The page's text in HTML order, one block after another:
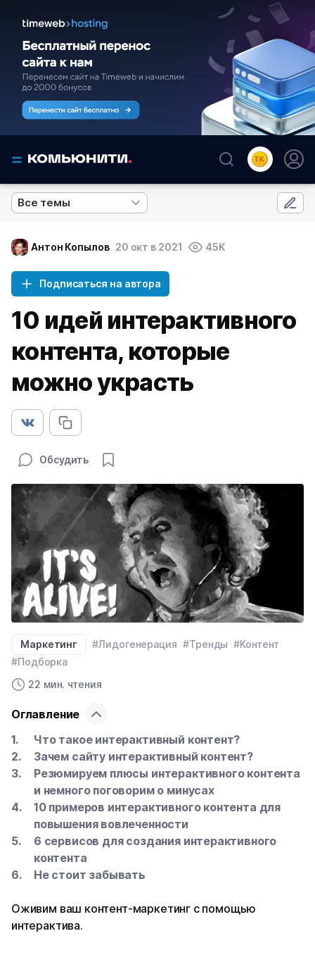
Все темы
Антон Копылов 20 окт в 2021 45K
Подписаться на автора
10 идей интерактивного
контента, которые
можно украсть
Обсудить
Маркетинг #Лидогенерация #Тренды #Контент
#Подборка
22 мин. чтения
Оглавление
Что такое интерактивный контент?
Зачем сайту интерактивный контент?
Резюмируем плюсы интерактивного контента
и немного поговорим о минусах
10 примеров интерактивного контента для
повышения вовлеченности
6 сервисов для создания интерактивного
контента
Не стоит забывать
Оживим ваш контент-маркетинг с помощью
интерактива.